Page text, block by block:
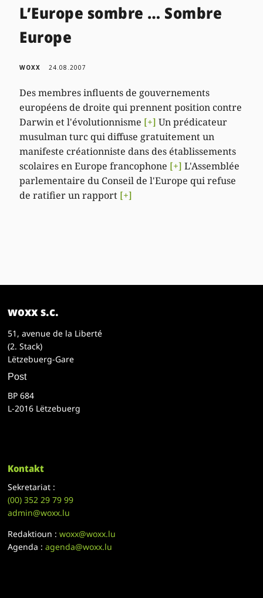
L’Europe sombre … Sombre
Europe
WOXX 24.08.2007
Des membres influents de gouvernements
européens de droite qui prennent position contre
Darwin et l'évolutionnisme [+] Un prédicateur
musulman turc qui diffuse gratuitement un
manifeste créationniste dans des établissements
scolaires en Europe francophone [+] L'Assemblée
parlementaire du Conseil de l'Europe qui refuse
de ratifier un rapport [+]
woxx s.c.
51, avenue de la Liberté
(2. Stack)
Lëtzebuerg-Gare
Post
BP 684
L-2016 Lëtzebuerg
Kontakt
Sekretariat :
(00)352 29 79 99
admin@woxx.lu
Redaktioun :woxx@woxx.lu
Agenda :agenda@woxx.lu